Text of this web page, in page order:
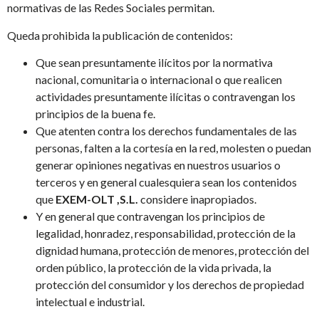
normativas de las Redes Sociales permitan.
Queda prohibida la publicación de contenidos:
Que sean presuntamente ilícitos por la normativa
nacional, comunitaria o internacional o que realicen
actividades presuntamente ilícitas o contravengan los
principios de la buena fe.
Que atenten contra los derechos fundamentales de las
personas, falten a la cortesía en la red, molesten o puedan
generar opiniones negativas en nuestros usuarios o
terceros y en general cualesquiera sean los contenidos
que EXEM-OLT ,S.L. considere inapropiados.
Y en general que contravengan los principios de
legalidad, honradez, responsabilidad, protección de la
dignidad humana, protección de menores, protección del
orden público, la protección de la vida privada, la
protección del consumidor y los derechos de propiedad
intelectual e industrial.